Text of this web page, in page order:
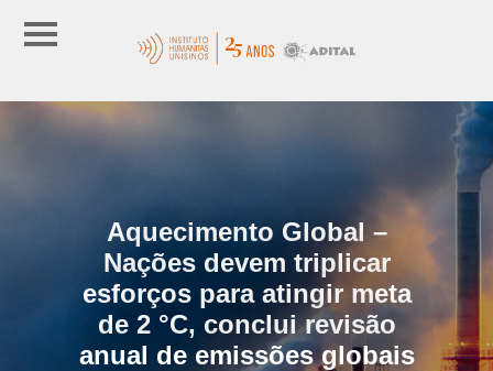
Aquecimento Global –
Nações devem triplicar
esforços para atingir meta
de 2 °C, conclui revisão
anual de emissões globais